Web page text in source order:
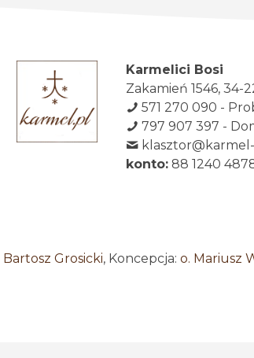
Karmelici Bosi
Zakamień 1546, 34-
571 270 090 -
797 907 397 -
konto: 88 1240
Bartosz Grosicki, Koncepcja: o. Mariusz